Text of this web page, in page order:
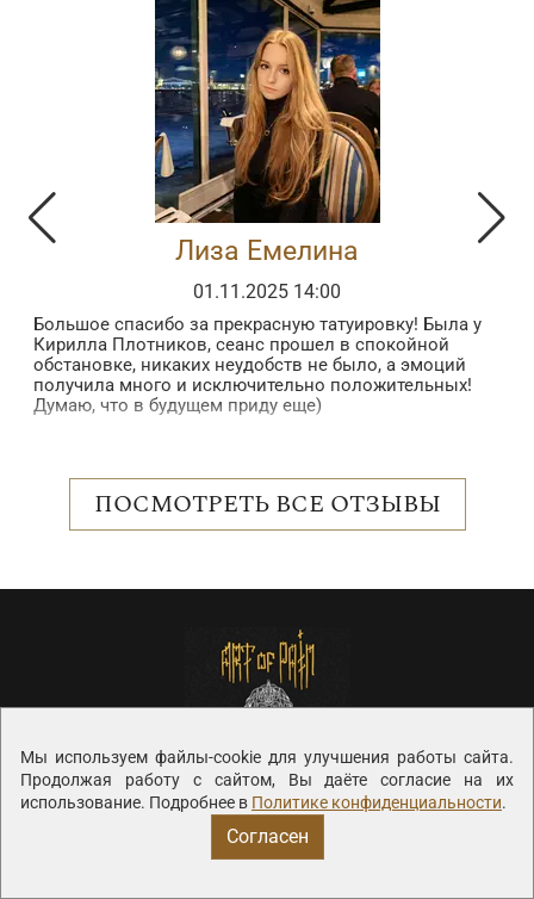
Мы используем файлы-cookie для улучшения работы сайта.
Продолжая работу с сайтом, Вы даёте согласие на их
использование. Подробнее в Политике конфиденциальности.
Согласен
Лиза Емелина
01.11.2025 14:00
Большое спасибо за прекрасную татуировку! Была у
Кирилла Плотников, сеанс прошел в спокойной
обстановке, никаких неудобств не было, а эмоций
получила много и исключительно положительных!
Думаю, что в будущем приду еще)
ПОСМОТРЕТЬ ВСЕ ОТЗЫВЫ